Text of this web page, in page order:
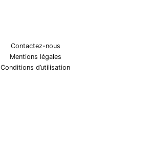
Contactez-nous
Mentions légales
Conditions d’utilisation